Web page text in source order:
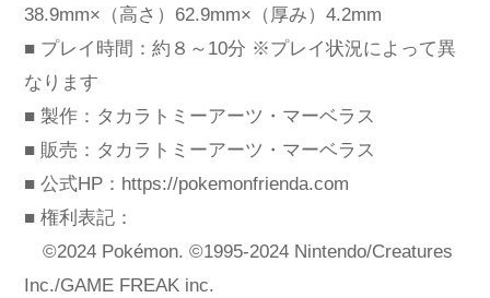
38.9mm×（高さ）62.9mm×（厚み）4.2mm
■ プレイ時間：約８～10分 ※プレイ状況によって異
なります
■ 製作：タカラトミーアーツ・マーベラス
■ 販売：タカラトミーアーツ・マーベラス
■ 公式HP： https://pokemonfrienda.com
■ 権利表記：
©2024 Pokémon. ©1995-2024 Nintendo/Creatures
Inc./GAME FREAK inc.